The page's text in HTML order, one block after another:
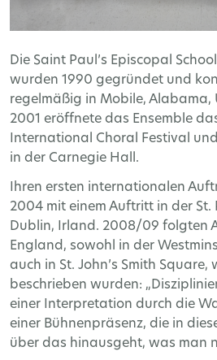
Die Saint Paul’s Episcopal
wurden 1990 gegründet und
regelmäßig in Mobile, Alabama,
2001 eröffnete das Ensemble
International Choral Festival
in der Carnegie Hall.
Ihren ersten internationalen
2004 mit einem Auftritt in der St.
Dublin, Irland. 2008/09 folgten
England, sowohl in der
auch in St. John’s Smith
beschrieben wurden:
einer Interpretation durch die
einer Bühnenpräsenz, die in
über das hinausgeht, was man